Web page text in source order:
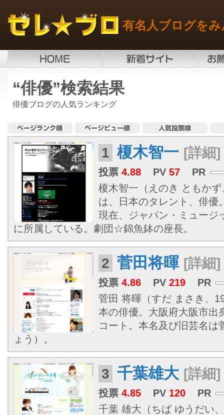
有名人ブログを
“俳優”検索結果
俳優ブログの人気ランキング
1 榎木智一 [詳細]
投票 4.88 PV 57
PR
榎木智一（えのき ともか
は、日本のタレント、俳優
現在、ジャパン・ミュージ
に所属している。劇団☆錦魚鉢の座長。
2 菅田将暉 [詳細]
投票 4.86 PV 219
PR
菅田 将暉（すだ まさき、
本の俳優。大阪府大阪市出
コート。本名及び旧芸名
ょう）。
3 千葉雄大 [詳細]
投票 4.85 PV 120
PR
千葉 雄大（ちば ゆうだい